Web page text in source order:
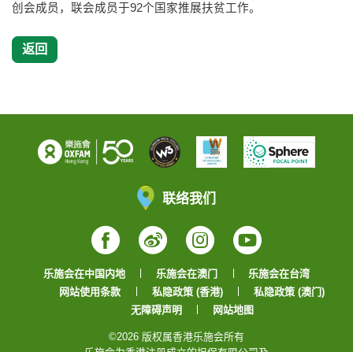
创会成员，联会成员于92个国家推展扶贫工作。
返回
联络我们
Facebook
WeiboInstagram
YouTube
乐施会在中国内地 乐施会在澳门
乐施会在台湾
网站使用条款
私隐政策 (香港)
私隐政策 (澳门)
无障碍声明
网站地图
©2026 版权属香港乐施会所有